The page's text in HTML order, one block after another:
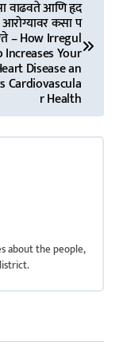
वाढवते आणि हृद
आरोग्यावर कसा प
– How Irregul
Increases Your
Disease an
Cardiovascula
r Health
about the people,